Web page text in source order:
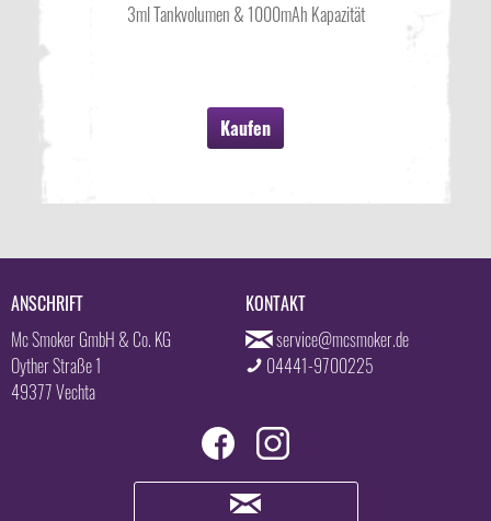
3ml Tankvolumen & 1000mAh Kapazität
Kaufen
ANSCHRIFT
Mc Smoker GmbH & Co. KG
Oyther Straße 1
49377 Vechta
KONTAKT
service@mcsmoker.de
04441-9700225